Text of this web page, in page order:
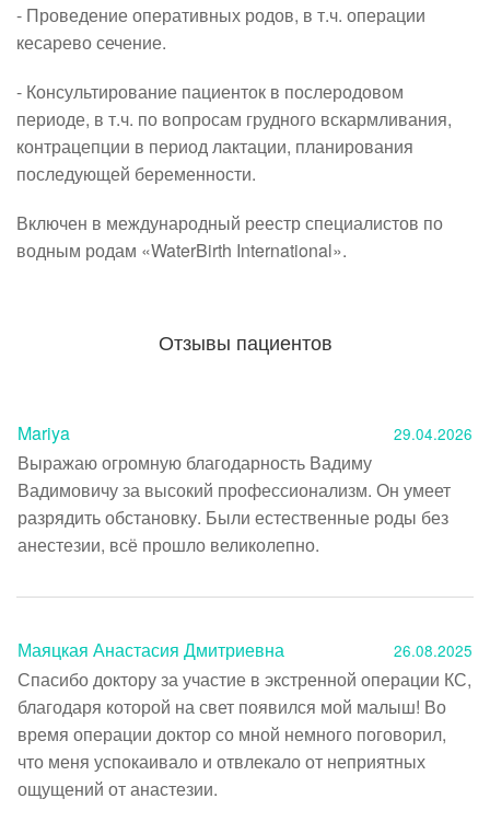
- Проведение оперативных родов, в т.ч. операции
кесарево сечение.
- Консультирование пациенток в послеродовом
периоде, в т.ч. по вопросам грудного вскармливания,
контрацепции в период лактации, планирования
последующей беременности.
Включен в международный реестр специалистов по
водным родам «WaterBirth International».
Отзывы пациентов
Mariya 29.04.2026
Выражаю огромную благодарность Вадиму
Вадимовичу за высокий профессионализм. Он умеет
разрядить обстановку. Были естественные роды без
анестезии, всё прошло великолепно.
Маяцкая Анастасия Дмитриевна 26.08.2025
Спасибо доктору за участие в экстренной операции КС,
благодаря которой на свет появился мой малыш! Во
время операции доктор со мной немного поговорил,
что меня успокаивало и отвлекало от неприятных
ощущений от анастезии.